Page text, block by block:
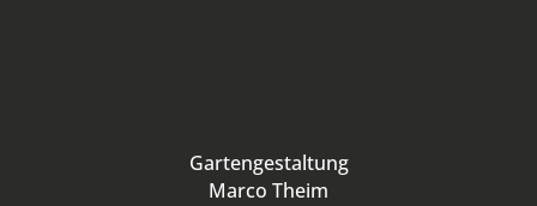
Gartengestaltung
Marco Theim